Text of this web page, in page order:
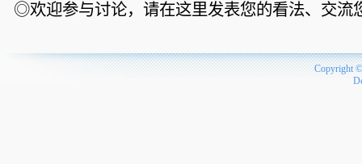
◎欢迎参与讨论，请在这里发表您的看法、交流
Copyright